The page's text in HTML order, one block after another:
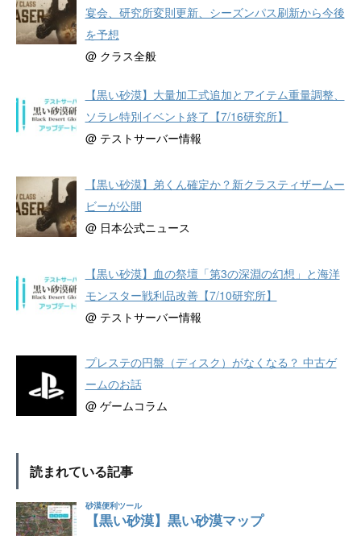
宴会、研究所変則更新、シーズンパス刷新から今後
を予想
@ クラス全般
【黒い砂漠】大量加工式追加とアイテム重量調整、
ソラレ特別イベント終了【7/16研究所】
@ テストサーバー情報
【黒い砂漠】弟くん確定か？新クラスティザームー
ビーが公開
@ 日本公式ニュース
【黒い砂漠】血の祭壇「第3の深淵の幻想」と海洋
モンスター戦利品改善【7/10研究所】
@ テストサーバー情報
プレステの円盤（ディスク）がなくなる？ 中古ゲ
ームのお話
@ ゲームコラム
読まれている記事